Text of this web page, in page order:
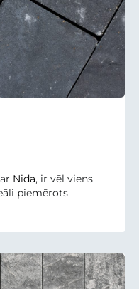
Nida, ir vēl viens
piemērots